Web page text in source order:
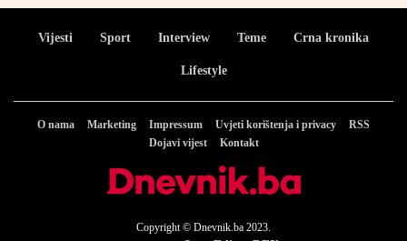
Vijesti Sport Interview Teme Crna kronika
Lifestyle
O nama Marketing Impressum Uvjeti korištenja i privacy
RSS
Dojavi vijest
Kontakt
Copyright © Dnevnik.ba 2023.